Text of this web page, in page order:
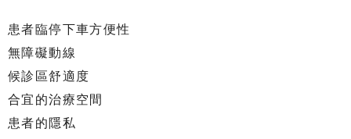
患者臨停下車方便性
無障礙動線
候診區舒適度
合宜的治療空間
患者的隱私